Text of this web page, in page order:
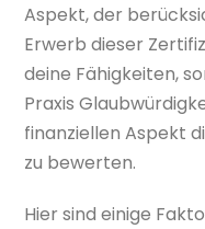
Aspekt, der
Erwerb dieser
deine Fähigkeiten,
Praxis
finanziellen Aspekt
zu bewerten.
Hier sind einige